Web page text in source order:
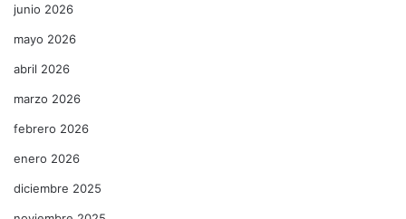
junio 2026
mayo 2026
abril 2026
marzo 2026
febrero 2026
enero 2026
diciembre 2025